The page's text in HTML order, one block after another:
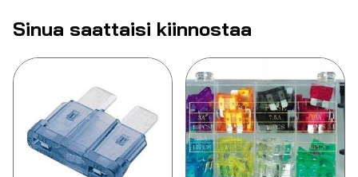
Sinua saattaisi kiinnostaa